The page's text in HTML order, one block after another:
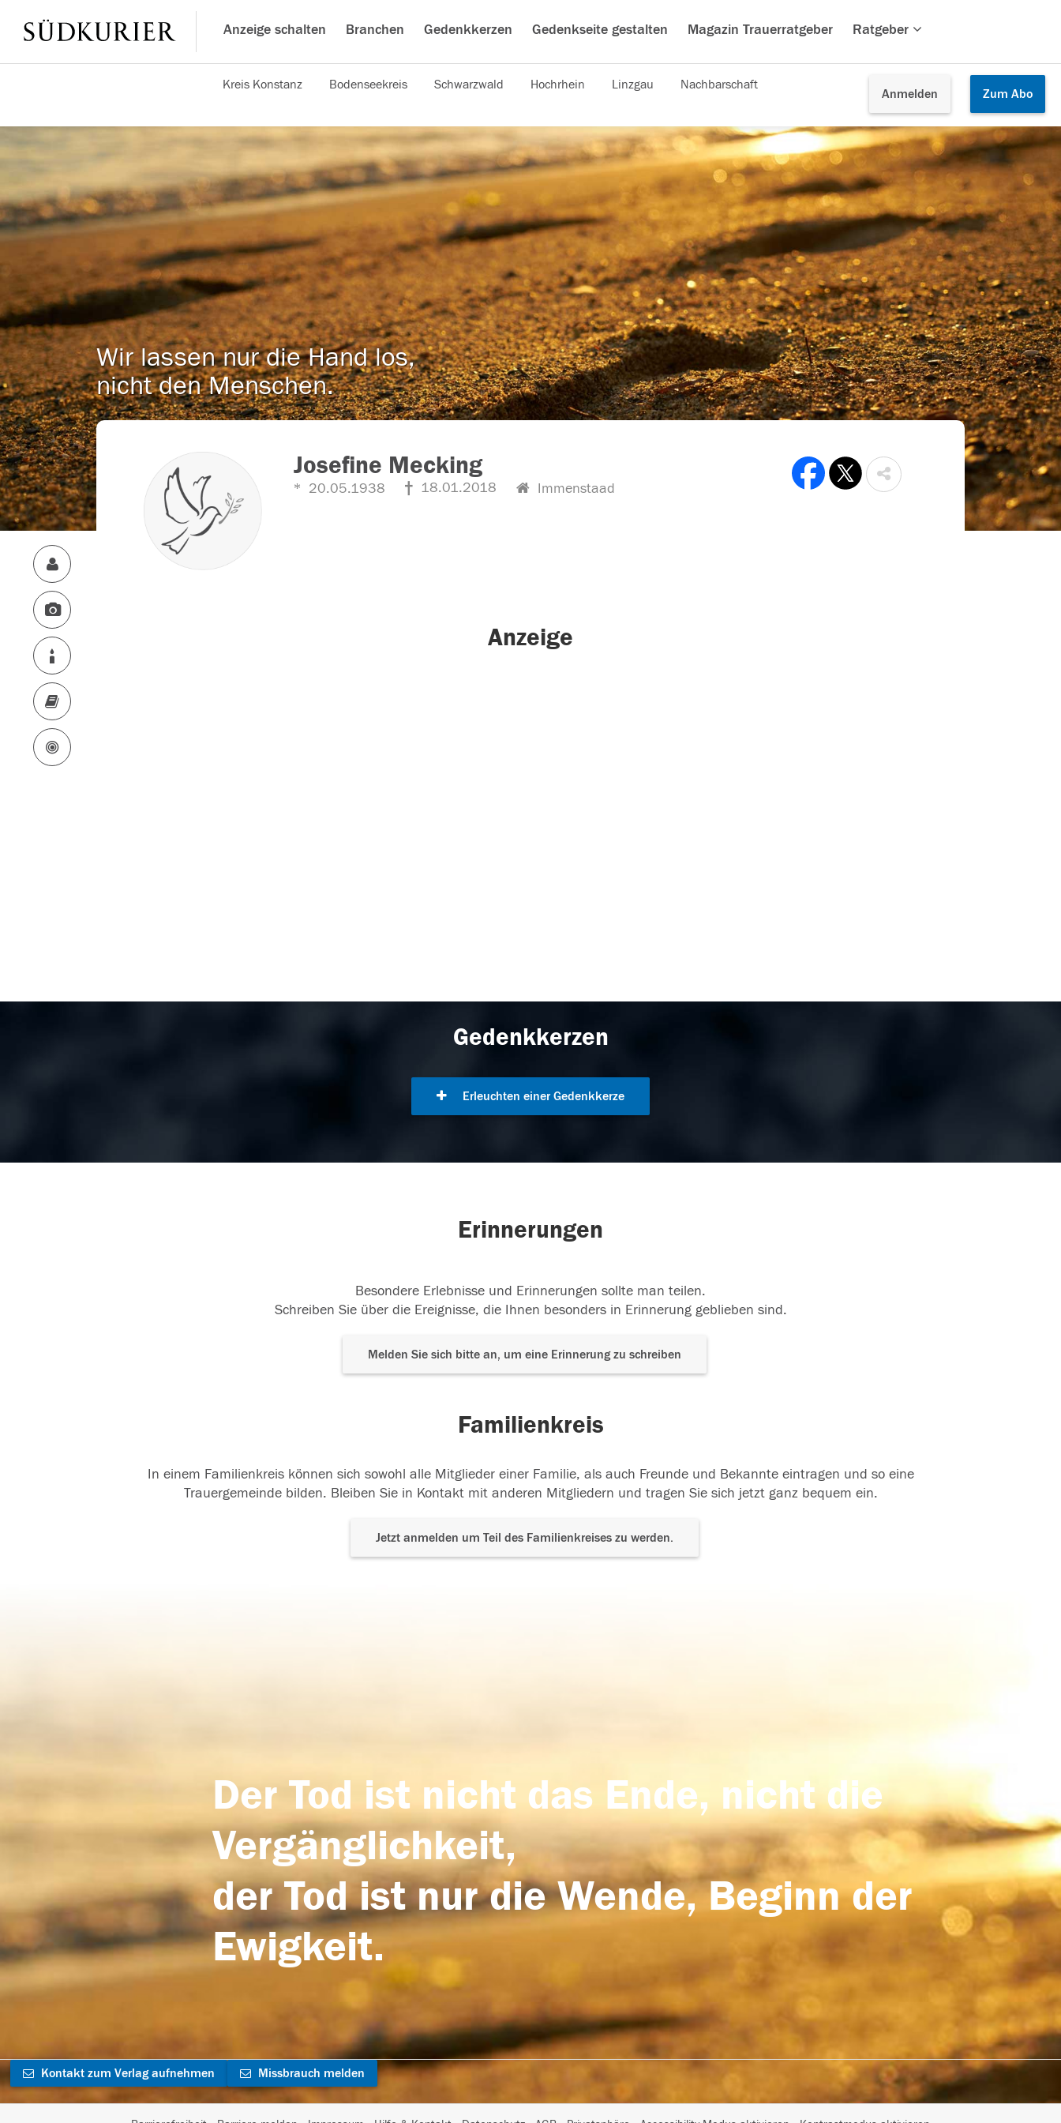
Anzeige schalten Branchen Gedenkkerzen Gedenkseite gestalten Magazin Trauerratgeber Ratgeber
Anmelden Zum Abo
Kreis Konstanz Bodenseekreis Schwarzwald Hochrhein Linzgau Nachbarschaft
Wir lassen nur die Hand los,
nicht den Menschen.
Josefine Mecking
20.05.1938 18.01.2018 Immenstaad
Anzeige
Gedenkkerzen
Erleuchten einer Gedenkkerze
Erinnerungen
Besondere Erlebnisse und Erinnerungen sollte man teilen.
Schreiben Sie über die Ereignisse, die Ihnen besonders in Erinnerung geblieben sind.
Melden Sie sich bitte an, um eine Erinnerung zu schreiben
Familienkreis
In einem Familienkreis können sich sowohl alle Mitglieder einer Familie, als auch Freunde und Bekannte eintragen und so eine
Trauergemeinde bilden. Bleiben Sie in Kontakt mit anderen Mitgliedern und tragen Sie sich jetzt ganz bequem ein.
Jetzt anmelden um Teil des Familienkreises zu werden.
Der Tod ist nicht das Ende, nicht die
Vergänglichkeit,
der Tod ist nur die Wende, Beginn der
Ewigkeit.
Kontakt zum Verlag aufnehmen Missbrauch melden